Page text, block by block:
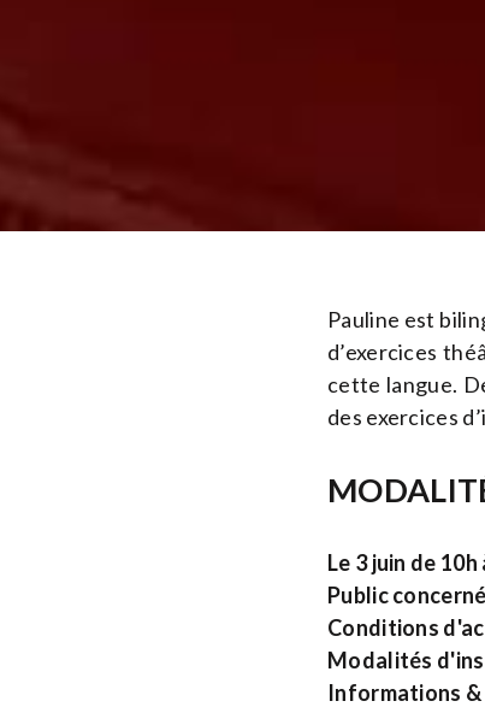
Pauline est
d’exercices
cette langue.
des exercices
Le 3 juin de
Public
Conditions
Modalités
Informations